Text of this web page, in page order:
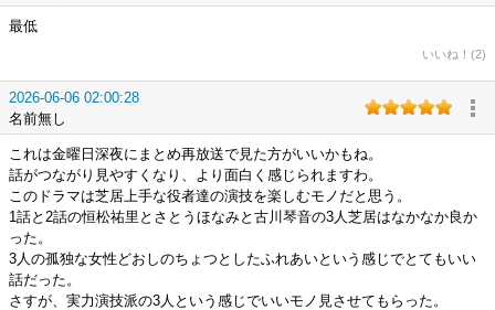
最低
いいね！(2)
2026-06-06 02:00:28
名前無し
これは金曜日深夜にまとめ再放送で見た方がいいかもね。
話がつながり見やすくなり、より面白く感じられますわ。
このドラマは芝居上手な役者達の演技を楽しむモノだと思う。
1話と2話の恒松祐里とさとうほなみと古川琴音の3人芝居はなかなか良か
った。
3人の孤独な女性どおしのちょつとしたふれあいという感じでとてもいい
話だった。
さすが、実力演技派の3人という感じでいいモノ見させてもらった。